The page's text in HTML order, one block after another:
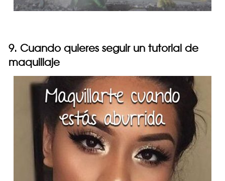
9. Cuando quieres seguir un tutorial de
maquillaje